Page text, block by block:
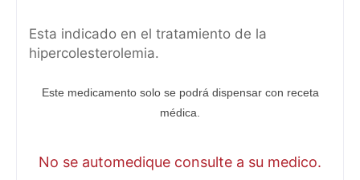
Esta indicado en el tratamiento de la
hipercolesterolemia.
Este medicamento solo se podrá dispensar con receta
médica.
No se automedique consulte a su medico.